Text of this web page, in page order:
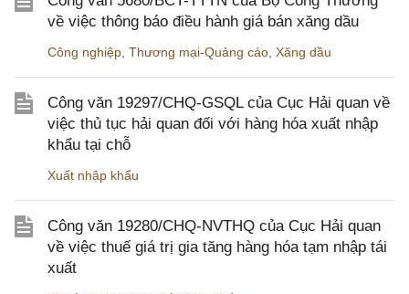
về việc thông báo điều hành giá bán xăng dầu
Công nghiệp Thương mại-Quảng cáo Xăng dầu
Công văn 19297/CHQ-GSQL của Cục Hải quan về
việc thủ tục hải quan đối với hàng hóa xuất nhập
khẩu tại chỗ
Xuất nhập khẩu
Công văn 19280/CHQ-NVTHQ của Cục Hải quan
về việc thuế giá trị gia tăng hàng hóa tạm nhập tái
xuất